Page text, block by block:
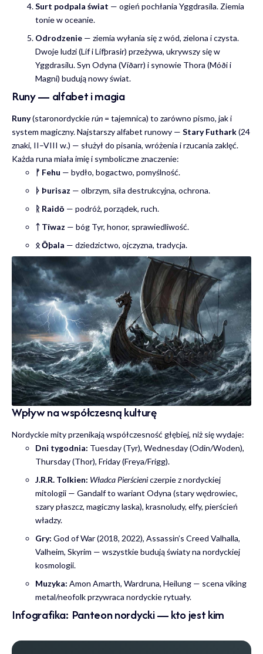
Surt podpala świat — ogień pochłania Yggdrasila. Ziemia
tonie w oceanie.
Odrodzenie — ziemia wyłania się z wód, zielona i czysta.
Dwoje ludzi (Líf i Lífþrasir) przeżywa, ukrywszy się w
Yggdrasilu. Syn Odyna (Víðarr) i synowie Thora (Móði i
Magni) budują nowy świat.
Runy — alfabet i magia
Runy(staronordyckierún = tajemnica) to zarówno pismo, jak i
system magiczny. Najstarszy alfabet runowy — Stary Futhark(24
znaki, II–VIII w.) — służył do pisania, wróżenia i rzucania zaklęć.
Każda runa miała imię i symboliczne znaczenie:
ᚠ Fehu — bydło, bogactwo, pomyślność.
ᚦ Þurisaz — olbrzym, siła destrukcyjna, ochrona.
ᚱ Raidō — podróż, porządek, ruch.
ᛏ Tīwaz — bóg Tyr, honor, sprawiedliwość.
ᛟ Ōþala — dziedzictwo, ojczyzna, tradycja.
Wpływ na współczesną kulturę
Nordyckie mity przenikają współczesność głębiej, niż się wydaje:
Dni tygodnia: Tuesday (Tyr), Wednesday (Odin/Woden),
Thursday (Thor), Friday (Freya/Frigg).
J.R.R. Tolkien: Władca Pierścieniczerpie z nordyckiej
mitologii — Gandalf to wariant Odyna (stary wędrowiec,
szary płaszcz, magiczny laska), krasnoludy, elfy, pierścień
władzy.
Gry: God of War (2018, 2022), Assassin’s Creed Valhalla,
Valheim, Skyrim — wszystkie budują światy na nordyckiej
kosmologii.
Muzyka: Amon Amarth, Wardruna, Heilung — scena viking
metal/neofolk przywraca nordyckie rytuały.
Infografika: Panteon nordycki — kto jest kim